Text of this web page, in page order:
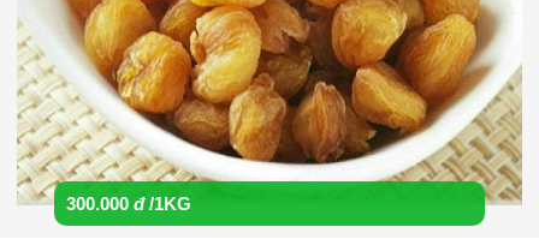
300.000 đ /1KG